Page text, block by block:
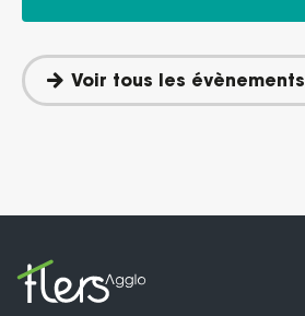
Voir tous les évènements